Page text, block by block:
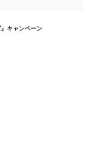
』キャンペーン